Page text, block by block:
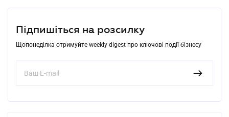
Підпишіться на розсилку
Щопонеділка отримуйте weekly-digest про ключові події бізнесу